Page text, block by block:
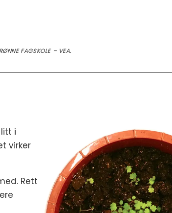
FAGSKOLE – VEA.
i
virker
Rett